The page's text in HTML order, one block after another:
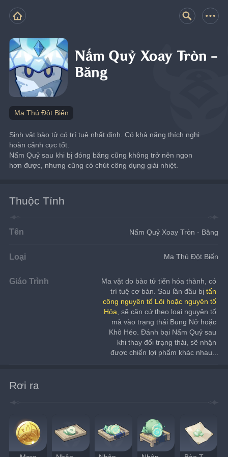
Nấm Quỷ Xoay Tròn -
Băng
Ma Thú Đột Biến
Sinh vật bào tử có trí tuệ nhất định. Có khả năng thích nghi
hoàn cảnh cực tốt.
Nấm Quỷ sau khi bị đóng băng cũng không trở nên ngon
hơn được, nhưng cũng có chút công dụng giải nhiệt.
Thuộc Tính
Tên Nấm Quỷ Xoay Tròn - Băng
Loại Ma Thú Đột Biến
Giáo Trình
Ma vật do bào tử tiến hóa thành, có
trí tuệ cơ bản. Sau lần đầu bị tấn
công nguyên tố Lôi hoặc nguyên tố
Hỏa , sẽ căn cứ theo loại nguyên tố
mà vào trạng thái Bung Nở hoặc
Khô Héo. Đánh bại Nấm Quỷ sau
khi thay đổi trạng thái, sẽ nhận
được chiến lợi phẩm khác nhau...
Rơi ra